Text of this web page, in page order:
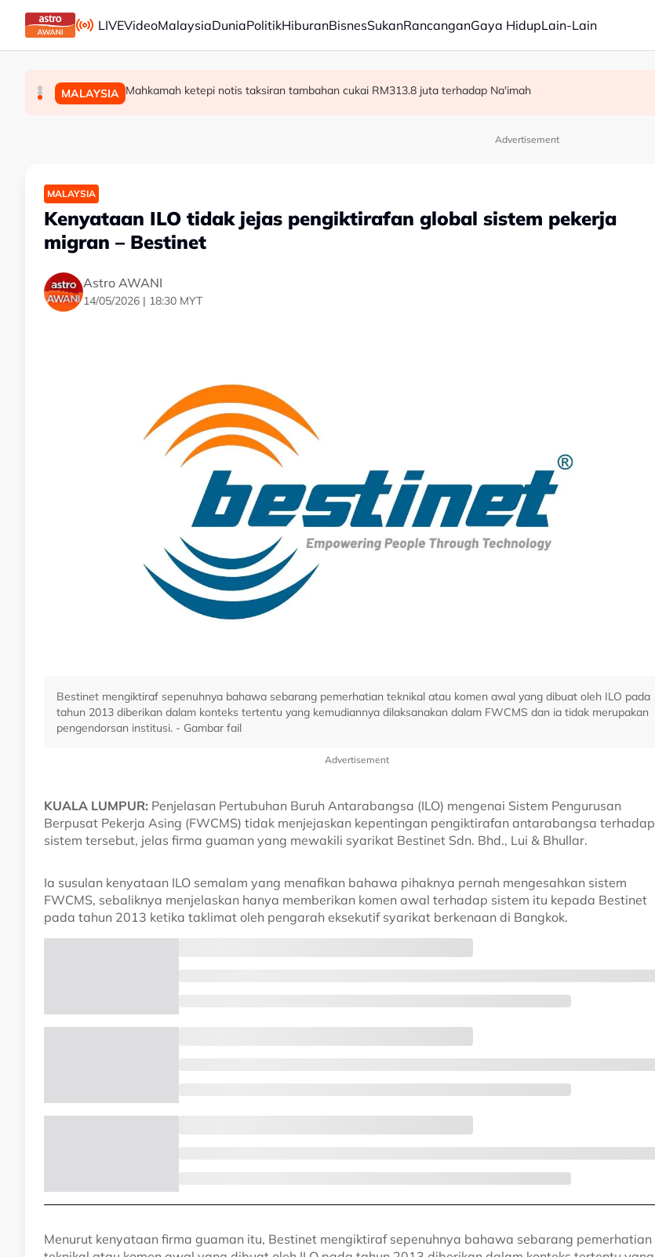
Skip to main content
LIVEVideoMalaysiaDuniaPolitikHiburanBisnesSukanRancanganGaya HidupLain-Lain
POLITIK Hasrat Nurul Izzah lepas jawatan Timbalan Presiden PKR kerana mahu fokus pengajian lanjutan
MALAYSIA Tiga anggota polis maut terkena renjatan elektrik ketika mengambil kelapa
MALAYSIA Mahkamah ketepi notis taksiran tambahan cukai RM313.8 juta terhadap Na'imah
Advertisement
MALAYSIA
Kenyataan ILO tidak jejas pengiktirafan global sistem pekerja
migran – Bestinet
Astro AWANI
14/05/2026 | 18:30 MYT
Bestinet mengiktiraf sepenuhnya bahawa sebarang pemerhatian teknikal atau komen awal yang dibuat oleh ILO pada
tahun 2013 diberikan dalam konteks tertentu yang kemudiannya dilaksanakan dalam FWCMS dan ia tidak merupakan
pengendorsan institusi. - Gambar fail
Advertisement
KUALA LUMPUR: Penjelasan Pertubuhan Buruh Antarabangsa (ILO) mengenai Sistem Pengurusan
Berpusat Pekerja Asing (FWCMS) tidak menjejaskan kepentingan pengiktirafan antarabangsa terhadap
sistem tersebut, jelas firma guaman yang mewakili syarikat Bestinet Sdn. Bhd., Lui & Bhullar.
Ia susulan kenyataan ILO semalam yang menafikan bahawa pihaknya pernah mengesahkan sistem
FWCMS, sebaliknya menjelaskan hanya memberikan komen awal terhadap sistem itu kepada Bestinet
pada tahun 2013 ketika taklimat oleh pengarah eksekutif syarikat berkenaan di Bangkok.
Menurut kenyataan firma guaman itu, Bestinet mengiktiraf sepenuhnya bahawa sebarang pemerhatian